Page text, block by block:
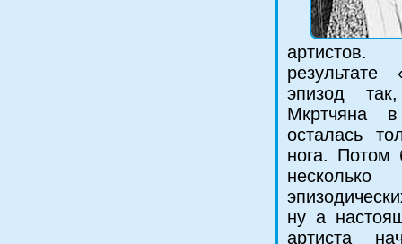
результате
эпизод
Мкртчяна
осталась
нога.
несколько
ну а
артиста